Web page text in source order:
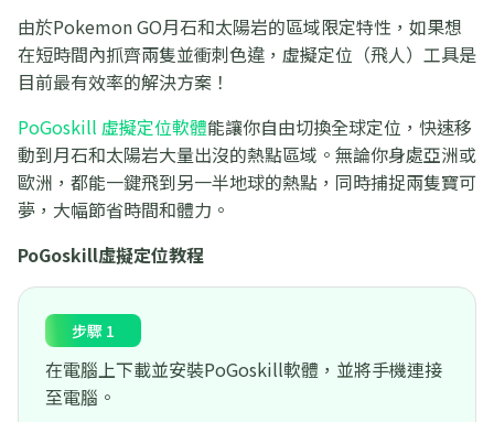
由於Pokemon GO月石和太陽岩的區域限定特性，如果想
在短時間內抓齊兩隻並衝刺色違，虛擬定位（飛人）工具是
目前最有效率的解決方案！
PoGoskill 虛擬定位軟體能讓你自由切換全球定位，快速移
動到月石和太陽岩大量出沒的熱點區域。無論你身處亞洲或
歐洲，都能一鍵飛到另一半地球的熱點，同時捕捉兩隻寶可
夢，大幅節省時間和體力。
PoGoskill虛擬定位教程
步驟 1
在電腦上下載並安裝PoGoskill軟體，並將手機連接
至電腦。